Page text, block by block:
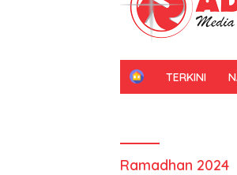
H
TERKINI
Ramadhan 2024